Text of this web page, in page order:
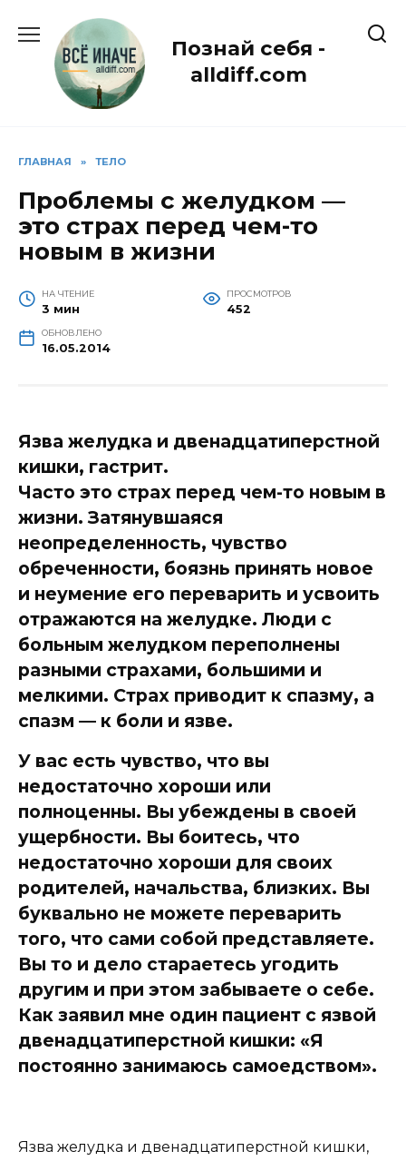
содержанию
Познай себя -
alldiff.com
ГЛАВНАЯ » ТЕЛО
Проблемы с желудком —
это страх перед чем-то
новым в жизни
НА ЧТЕНИЕ
3 мин
ПРОСМОТРОВ
452
ОБНОВЛЕНО
16.05.2014
Язва желудка и двенадцатиперстной
кишки, гастрит.
Часто это страх перед чем-то новым в
жизни. Затянувшаяся
неопределенность, чувство
обреченности, боязнь принять новое
и неумение его переварить и усвоить
отражаются на желудке. Люди с
больным желудком переполнены
разными страхами, большими и
мелкими. Страх приводит к спазму, а
спазм — к боли и язве.
У вас есть чувство, что вы
недостаточно хороши или
полноценны. Вы убеждены в своей
ущербности. Вы боитесь, что
недостаточно хороши для своих
родителей, начальства, близких. Вы
буквально не можете переварить
того, что сами собой представляете.
Вы то и дело стараетесь угодить
другим и при этом забываете о себе.
Как заявил мне один пациент с язвой
двенадцатиперстной кишки: «Я
постоянно занимаюсь самоедством».
Язва желудка и двенадцатиперстной кишки,